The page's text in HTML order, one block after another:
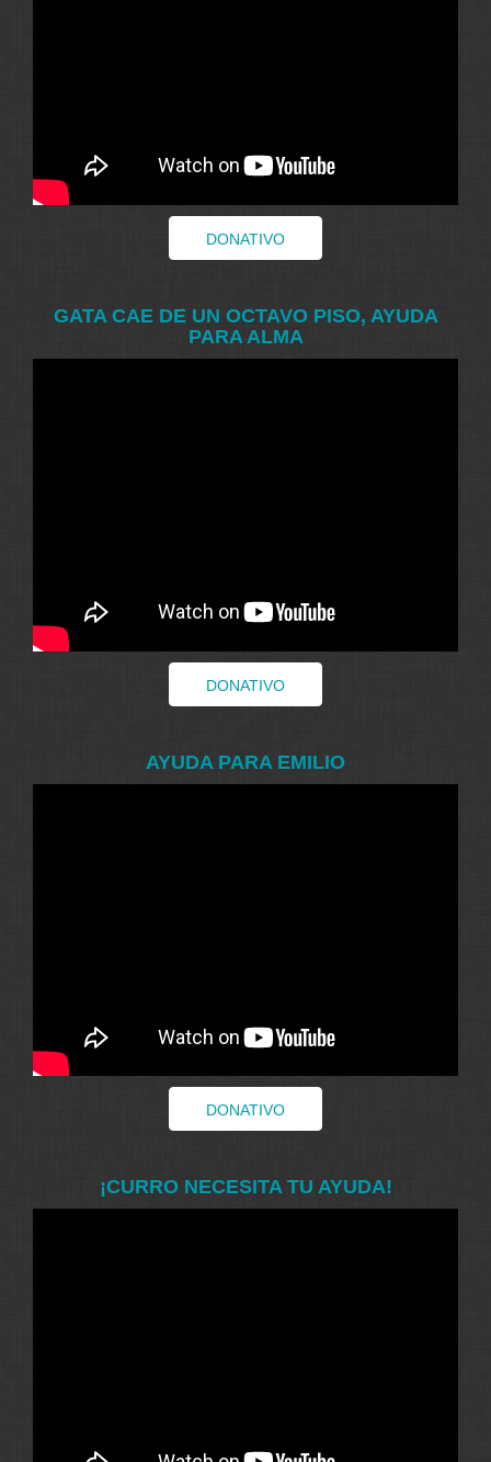
DONATIVO
GATA CAE DE UN OCTAVO PISO, AYUDA
PARA ALMA
DONATIVO
AYUDA PARA EMILIO
DONATIVO
¡CURRO NECESITA TU AYUDA!